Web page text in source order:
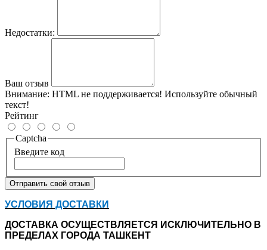
Недостатки:
Ваш отзыв
Внимание: HTML не поддерживается! Используйте обычный
текст!
Рейтинг
Captcha
Введите код
Отправить свой отзыв
УСЛОВИЯ ДОСТАВКИ
ДОСТАВКА ОСУЩЕСТВЛЯЕТСЯ ИСКЛЮЧИТЕЛЬНО В
ПРЕДЕЛАХ ГОРОДА ТАШКЕНТ